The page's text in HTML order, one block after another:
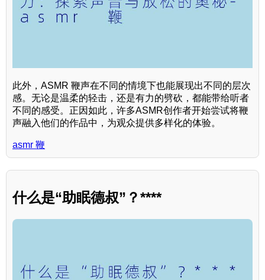
此外，ASMR 鞭声在不同的情境下也能展现出不同的层次
感。无论是温柔的轻击，还是有力的劈砍，都能带给听者
不同的感受。正因如此，许多ASMR创作者开始尝试将鞭
声融入他们的作品中，为观众提供多样化的体验。
asmr 鞭
什么是“助眠德叔”？****